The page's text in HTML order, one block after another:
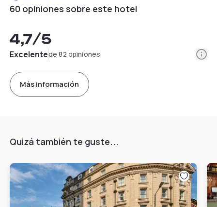
60 opiniones sobre este hotel
4,7/5
Excelentede 82 opiniones
Más información
Quizá también te guste...